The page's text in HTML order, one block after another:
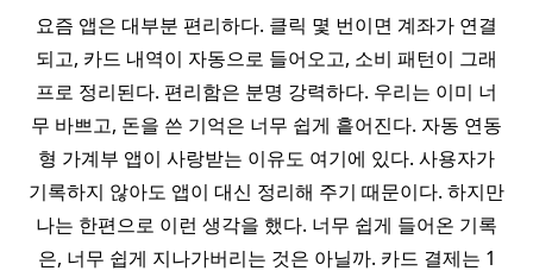
요즘 앱은 대부분 편리하다. 클릭 몇 번이면 계좌가 연결
되고, 카드 내역이 자동으로 들어오고, 소비 패턴이 그래
프로 정리된다. 편리함은 분명 강력하다. 우리는 이미 너
무 바쁘고, 돈을 쓴 기억은 너무 쉽게 흩어진다. 자동 연동
형 가계부 앱이 사랑받는 이유도 여기에 있다. 사용자가
기록하지 않아도 앱이 대신 정리해 주기 때문이다. 하지만
나는 한편으로 이런 생각을 했다. 너무 쉽게 들어온 기록
은, 너무 쉽게 지나가버리는 것은 아닐까. 카드 결제는 1